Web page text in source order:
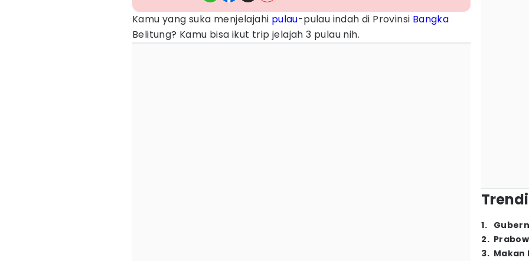
Kamu yang suka menjelajahi pulau-pulau indah di Provinsi Bangka
Belitung? Kamu bisa ikut trip jelajah 3 pulau nih.
1.
2.
3. Makan